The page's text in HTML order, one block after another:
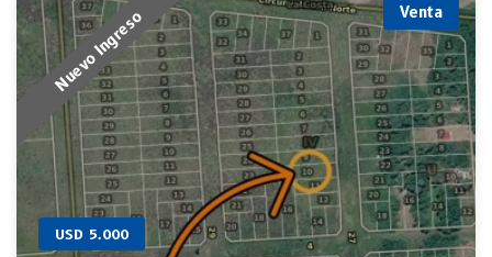
Nuevo Ingreso Venta
USD 5.000